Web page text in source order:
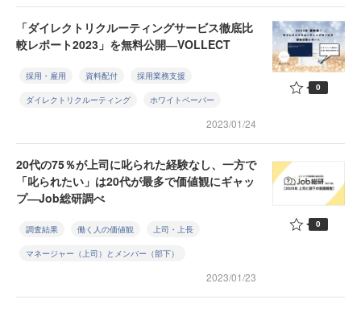
「ダイレクトリクルーティングサービス徹底比
較レポート2023」を無料公開―VOLLECT
採用・雇用 資料配付 採用業務支援
ダイレクトリクルーティング ホワイトペーパー
2023/01/24
0
20代の75％が上司に叱られた経験なし、一方で
「叱られたい」は20代が最多で価値観にギャッ
プ―Job総研調べ
調査結果 働く人の価値観 上司・上長
マネージャー（上司）とメンバー（部下）
2023/01/23
0